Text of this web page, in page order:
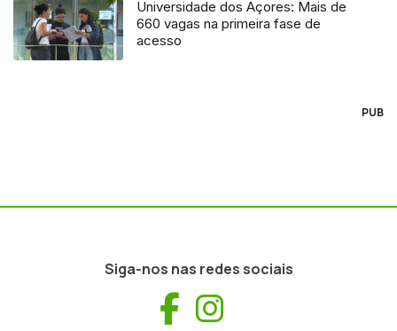
Universidade dos Açores: Mais de
660 vagas na primeira fase de
acesso
PUB
Siga-nos nas redes sociais
Facebook